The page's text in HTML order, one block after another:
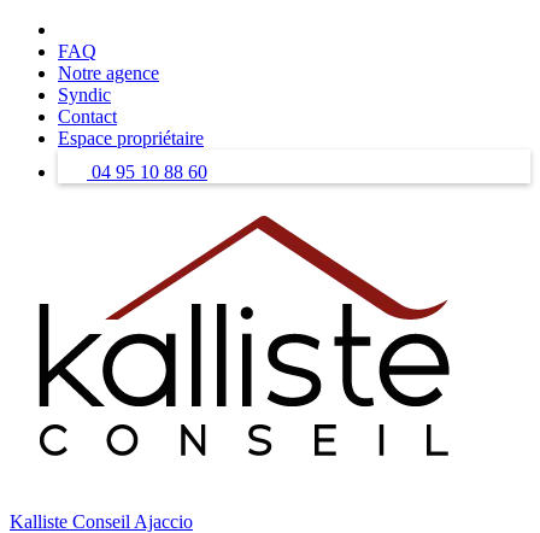
Skip
content
FAQ
Notre agence
Syndic
Contact
Espace propriétaire
04 95 10 88 60
Kalliste Conseil Ajaccio